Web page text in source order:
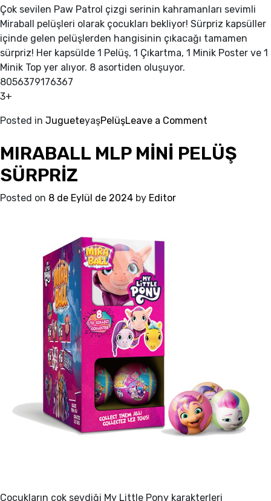
Çok sevilen Paw Patrol çizgi serinin kahramanları sevimli
Miraball pelüşleri olarak çocukları bekliyor! Sürpriz kapsüller
içinde gelen pelüşlerden hangisinin çıkacağı tamamen
sürpriz! Her kapsülde 1 Pelüş, 1 Çıkartma, 1 Minik Poster ve 1
Minik Top yer alıyor. 8 asortiden oluşuyor.
8056379176367
3+
Posted in JugueteyaşPelüşLeave a Comment
PAW
PATROL
MIRABALL MLP MİNİ PELÜŞ
SÜRPRİZ
Posted on 8 de Eylül de 2024 by Editor
Çocukların çok sevdiği My Little Pony karakterleri